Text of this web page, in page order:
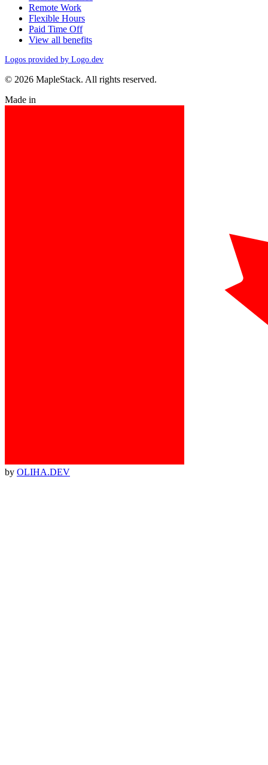
Remote Work
Flexible Hours
Paid Time Off
View all benefits
Logos provided by Logo.dev
© 2026 MapleStack. All rights reserved.
Made in
by OLIHA.DEV